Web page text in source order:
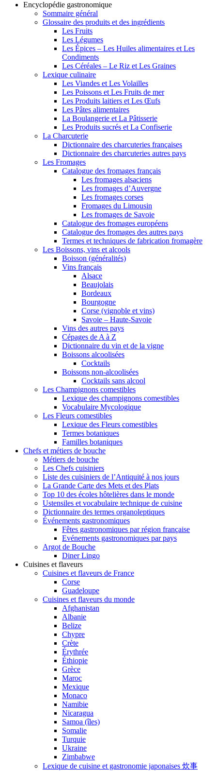
Encyclopédie gastronomique
Sommaire général
Glossaire des produits et des ingrédients
Les Fruits
Les Légumes
Les Épices – Les Huiles alimentaires et Les
Condiments
Les Céréales – Le Riz et Les Graines
Lexique culinaire
Les Viandes et Les Volailles
Les Poissons et Les Fruits de mer
Les Produits laitiers et Les Œufs
Les Pâtes alimentaires
La Boulangerie et La Pâtisserie
Les Produits sucrés et La Confiserie
La Charcuterie
Dictionnaire des charcuteries françaises
Dictionnaire des charcuteries autres pays
Les Fromages
Catalogue des fromages français
Les fromages alsaciens
Les fromages d’Auvergne
Les fromages corses
Fromages du Limousin
Les fromages de Savoie
Catalogue des fromages européens
Catalogue des fromages des autres pays
Termes et techniques de fabrication fromagère
Les Boissons, vins et alcools
Boisson (généralités)
Vins français
Alsace
Beaujolais
Bordeaux
Bourgogne
Corse (vignoble et vins)
Savoie – Haute-Savoie
Vins des autres pays
Cépages de A à Z
Dictionnaire du vin et de la vigne
Boissons alcoolisées
Cocktails
Boissons non-alcoolisées
Cocktails sans alcool
Les Champignons comestibles
Lexique des champignons comestibles
Vocabulaire Mycologique
Les Fleurs comestibles
Lexique des Fleurs comestibles
Termes botaniques
Familles botaniques
Chefs et métiers de bouche
Métiers de bouche
Les Chefs cuisiniers
Liste des cuisiniers de l’Antiquité à nos jours
La Grande Carte des Mets et des Plats
Top 10 des écoles hôtelières dans le monde
Ustensiles et vocabulaire technique de cuisine
Dictionnaire des termes organoleptiques
Événements gastronomiques
Fêtes gastronomiques par région française
Evénements gastronomiques par pays
Argot de Bouche
Diner Lingo
Cuisines et flaveurs
Cuisines et flaveurs de France
Corse
Guadeloupe
Cuisines et flaveurs du monde
Afghanistan
Albanie
Belize
Chypre
Crète
Érythrée
Éthiopie
Grèce
Maroc
Mexique
Monaco
Namibie
Nicaragua
Samoa (îles)
Somalie
Turquie
Ukraine
Zimbabwe
Lexique de cuisine et gastronomie japonaises 炊事